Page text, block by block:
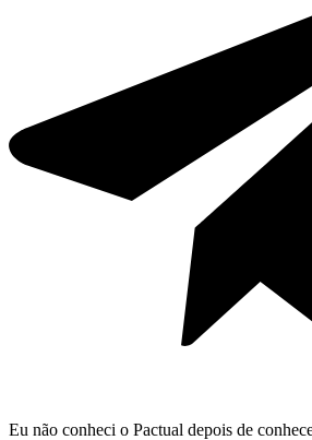
Eu não conheci o Pactual depois de